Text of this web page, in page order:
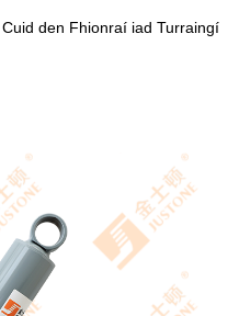
den Fhionraí iad Turraingí